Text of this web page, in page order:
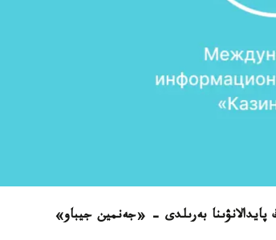
بەرىلدى - «جەنمين جيباو»